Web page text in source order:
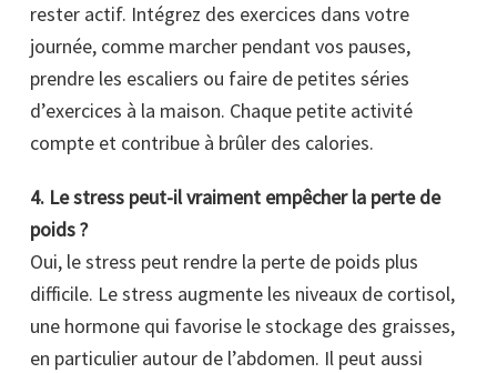
rester actif. Intégrez des exercices dans votre
journée, comme marcher pendant vos pauses,
prendre les escaliers ou faire de petites séries
d’exercices à la maison. Chaque petite activité
compte et contribue à brûler des calories.
4. Le stress peut-il vraiment empêcher la perte de
poids ?
Oui, le stress peut rendre la perte de poids plus
difficile. Le stress augmente les niveaux de cortisol,
une hormone qui favorise le stockage des graisses,
en particulier autour de l’abdomen. Il peut aussi